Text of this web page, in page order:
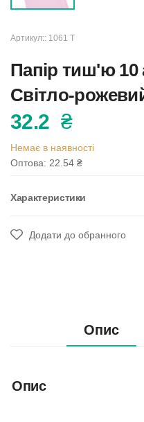
Артикул:: 1061 T
Папір тиш'ю 10
Світло-
32.2 ₴
Немає в наявності
Оптова: 22.54 ₴
Характеристики
Додати до обранного
Опис
Опис